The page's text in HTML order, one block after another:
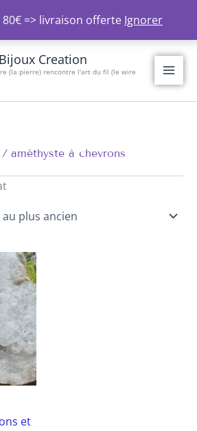
=> livraison offerte Ignorer
Creation
(la pierre) rencontre l'art du fil (le wire
améthyste à chevrons
et